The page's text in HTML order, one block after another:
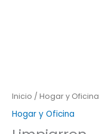
Inicio / Hogar y Oficina
Hogar y Oficina